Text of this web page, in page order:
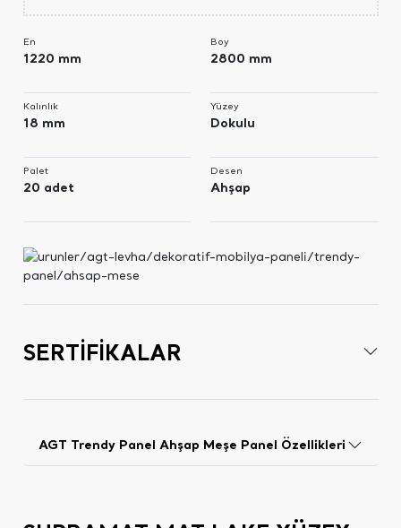
En
1220 mm
Kalınlık
18 mm
Palet
20 adet
Boy
2800 mm
Yüzey
Dokulu
Desen
Ahşap
SERTİFİKALAR
AGT Trendy Panel Ahşap Meşe Panel Özellikleri